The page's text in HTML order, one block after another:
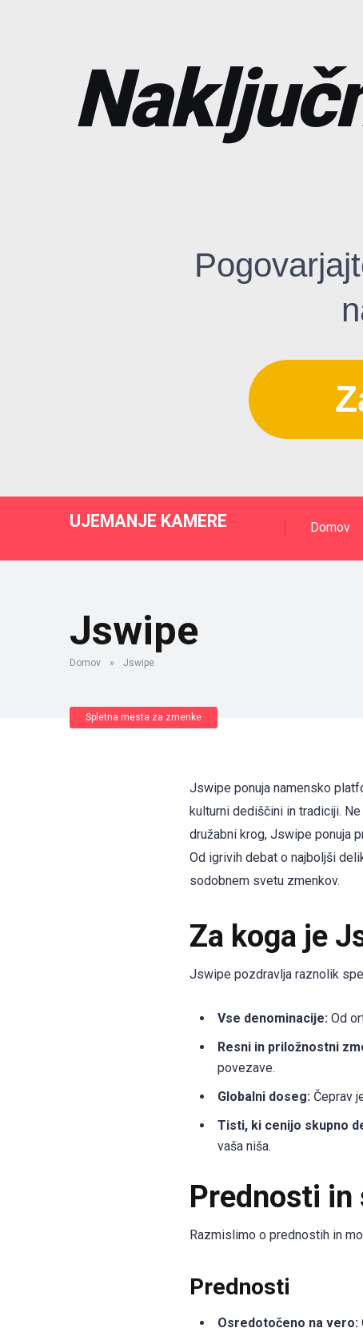
UJEMANJE KAMERE Domov
Jswipe
Domov » Jswipe
Spletna mesta za zmenke
Jswipe ponuja namensko
kulturni dediščini in tradiciji.
družabni krog, Jswipe ponuja
Od igrivih debat o najboljši
sodobnem svetu zmenkov.
Za koga je
Jswipe pozdravlja raznolik
Vse denominacije: Od
Resni in priložnostni
povezave.
Globalni doseg: Čeprav
Tisti, ki cenijo skupno
vaša niša.
Prednosti
Razmislimo o prednostih in
Prednosti
Osredotočeno na vero: